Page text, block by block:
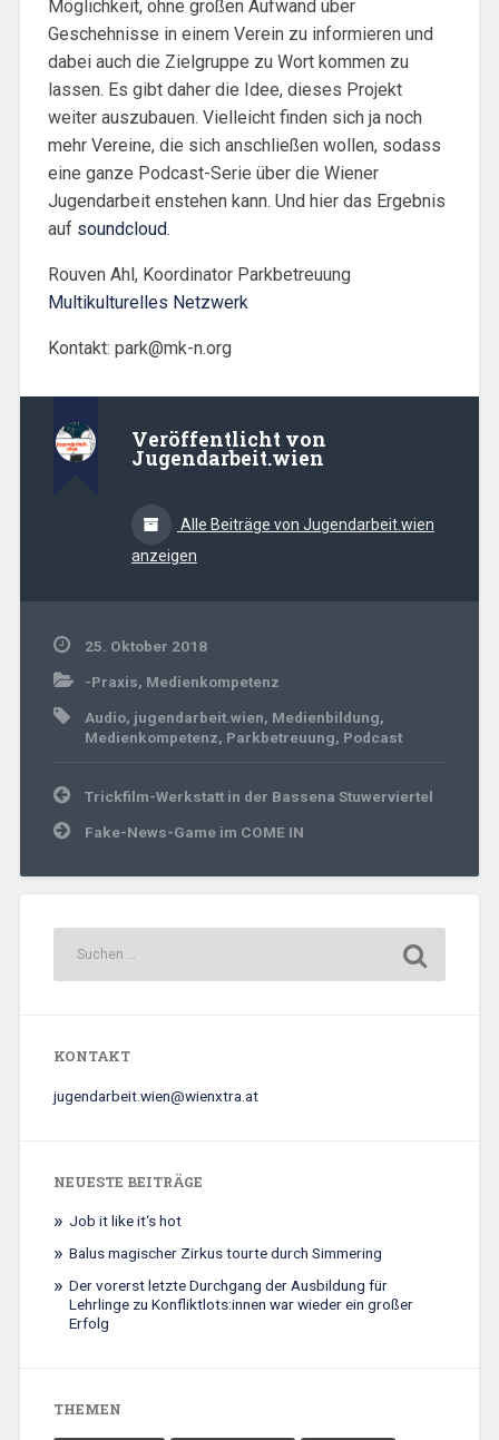
Möglichkeit, ohne großen Aufwand über
Geschehnisse in einem Verein zu informieren und
dabei auch die Zielgruppe zu Wort kommen zu
lassen. Es gibt daher die Idee, dieses Projekt
weiter auszubauen. Vielleicht finden sich ja noch
mehr Vereine, die sich anschließen wollen, sodass
eine ganze Podcast-Serie über die Wiener
Jugendarbeit enstehen kann. Und hier das Ergebnis
auf soundcloud.
Rouven Ahl, Koordinator Parkbetreuung
Multikulturelles Netzwerk
Kontakt: park@mk-n.org
Veröffentlicht von
Jugendarbeit.wien
Alle Beiträge von Jugendarbeit.wien
anzeigen
25. Oktober 2018
-Praxis, Medienkompetenz
Audio, jugendarbeit.wien, Medienbildung,
Medienkompetenz, Parkbetreuung, Podcast
Beitrags-
Navigation
Trickfilm-Werkstatt in der Bassena Stuwerviertel
Fake-News-Game im COME IN
KONTAKT
jugendarbeit.wien@wienxtra.at
NEUESTE BEITRÄGE
Job it like it‘s hot
Balus magischer Zirkus tourte durch Simmering
Der vorerst letzte Durchgang der Ausbildung für
Lehrlinge zu Konfliktlots:innen war wieder ein großer
Erfolg
THEMEN